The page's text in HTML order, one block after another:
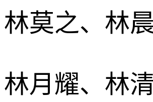
林莫之、林
林月耀、林